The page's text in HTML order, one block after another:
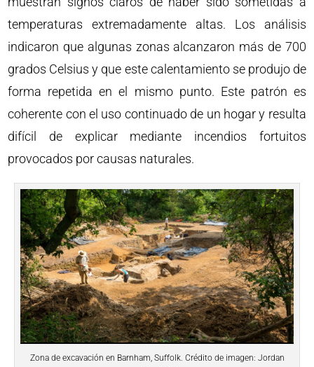
temperaturas extremadamente altas. Los análisis
indicaron que algunas zonas alcanzaron más de 700
grados Celsius y que este calentamiento se produjo de
forma repetida en el mismo punto. Este patrón es
coherente con el uso continuado de un hogar y resulta
difícil de explicar mediante incendios fortuitos
provocados por causas naturales.
Zona de excavación en Barnham, Suffolk. Crédito de imagen: Jordan